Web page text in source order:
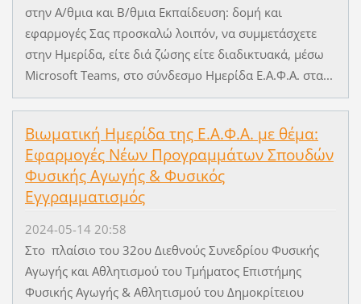
στην Α/θμια και Β/θμια Εκπαίδευση: δομή και
εφαρμογές Σας προσκαλώ λοιπόν, να συμμετάσχετε
στην Ημερίδα, είτε διά ζώσης είτε διαδικτυακά, μέσω
Microsoft Teams, στο σύνδεσμο Ημερίδα Ε.Α.Φ.Α. στα...
Βιωματική Ημερίδα της Ε.Α.Φ.Α. με θέμα:
Εφαρμογές Νέων Προγραμμάτων Σπουδών
Φυσικής Αγωγής & Φυσικός
Εγγραμματισμός
2024-05-14 20:58
Στο πλαίσιο του 32ου Διεθνούς Συνεδρίου Φυσικής
Αγωγής και Αθλητισμού του Τμήματος Επιστήμης
Φυσικής Αγωγής & Αθλητισμού του Δημοκρίτειου